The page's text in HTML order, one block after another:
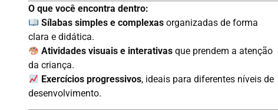
O que você encontra dentro:
Sílabas simples e complexas organizadas de forma
clara e didática.
Atividades visuais e interativas que prendem a atenção
da criança.
Exercícios progressivos, ideais para diferentes níveis de
desenvolvimento.